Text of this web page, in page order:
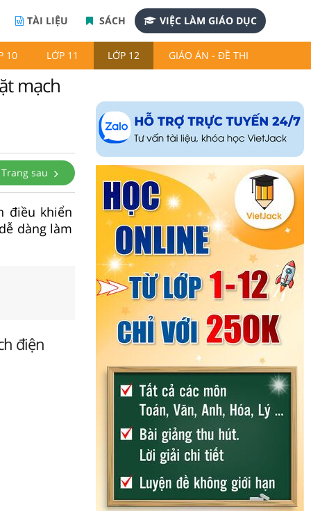
TÀI LIỆU SÁCH VIỆC LÀM GIÁO DỤC
10 LỚP 11 LỚP 12 GIÁO ÁN - ĐỀ THI
mạch
Trang sau
điều khiển
dàng làm
điện